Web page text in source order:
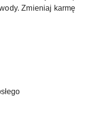
Zmieniaj karmę